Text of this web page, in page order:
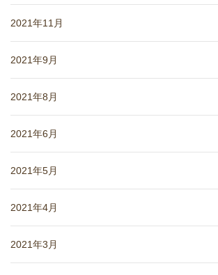
2021年11月
2021年9月
2021年8月
2021年6月
2021年5月
2021年4月
2021年3月